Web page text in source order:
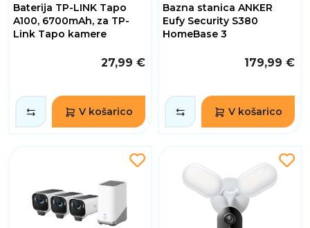
Baterija TP-LINK Tapo
A100, 6700mAh, za TP-
Link Tapo kamere
27,99 €
V košarico
Bazna stanica ANKER
Eufy Security S380
HomeBase 3
179,99 €
V košarico